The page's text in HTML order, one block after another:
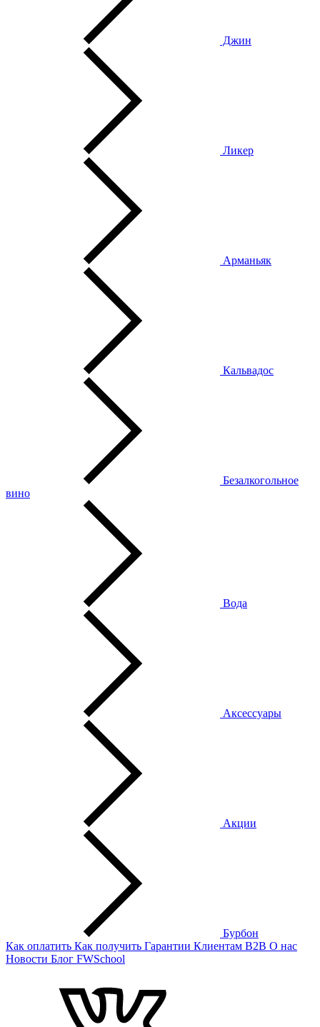
Джин
Ликер
Арманьяк
Кальвадос
Безалкогольное
вино
Вода
Аксессуары
Акции
Бурбон
Как оплатить Как получить Гарантии Клиентам B2B О нас
Новости Блог FWSchool